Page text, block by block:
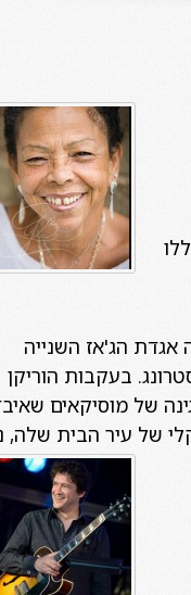
המוסיקה של ניו אורלינס" ב 86' היא הייתה אגדת הג'אז השנייה
בעקבות הוריקן
שגייסו יותר מ100,000 יורו עבור כלי נגינה של מוסיקאים
של עיר הבית שלה,